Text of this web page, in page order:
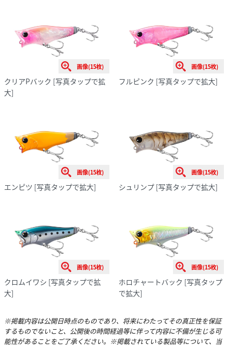
画像(15枚)
クリアPバック [写真タップで拡
大]
画像(15枚)
フルピンク [写真タップで拡大]
画像(15枚)
エンピツ [写真タップで拡大]
画像(15枚)
シュリンプ[写真タップで拡大]
画像(15枚)
クロムイワシ [写真タップで拡
大]
画像(15枚)
ホロチャートバック [写真タップ
で拡大]
※掲載内容は公開日時点のものであり、将来にわたってその真正性を保証
するものでないこと、公開後の時間経過等に伴って内容に不備が生じる可
能性があることをご了承ください。※掲載されている製品等について、当